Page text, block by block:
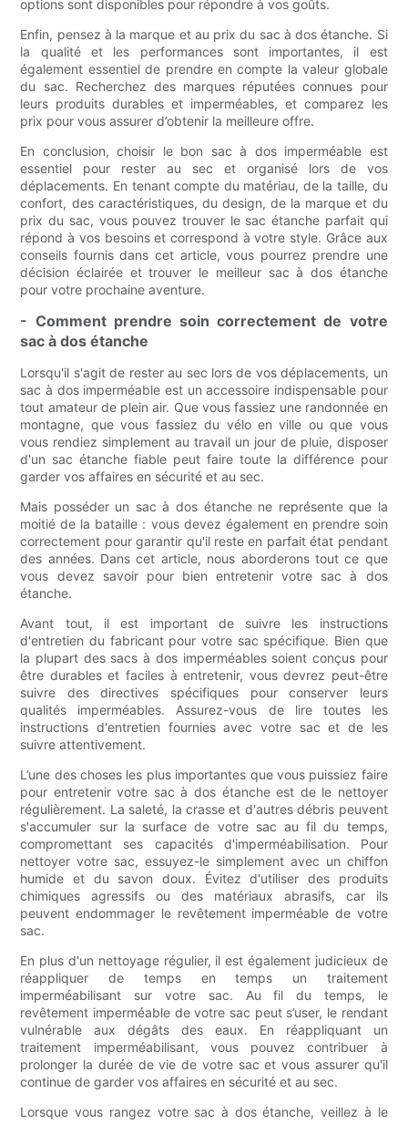
options sont disponibles pour répondre à vos goûts.
Enfin, pensez à la marque et au prix du sac à dos étanche. Si
la qualité et les performances sont importantes, il est
également essentiel de prendre en compte la valeur globale
du sac. Recherchez des marques réputées connues pour
leurs produits durables et imperméables, et comparez les
prix pour vous assurer d’obtenir la meilleure offre.
En conclusion, choisir le bon sac à dos imperméable est
essentiel pour rester au sec et organisé lors de vos
déplacements. En tenant compte du matériau, de la taille, du
confort, des caractéristiques, du design, de la marque et du
prix du sac, vous pouvez trouver le sac étanche parfait qui
répond à vos besoins et correspond à votre style. Grâce aux
conseils fournis dans cet article, vous pourrez prendre une
décision éclairée et trouver le meilleur sac à dos étanche
pour votre prochaine aventure.
- Comment prendre soin correctement de votre
sac à dos étanche
Lorsqu'il s'agit de rester au sec lors de vos déplacements, un
sac à dos imperméable est un accessoire indispensable pour
tout amateur de plein air. Que vous fassiez une randonnée en
montagne, que vous fassiez du vélo en ville ou que vous
vous rendiez simplement au travail un jour de pluie, disposer
d'un sac étanche fiable peut faire toute la différence pour
garder vos affaires en sécurité et au sec.
Mais posséder un sac à dos étanche ne représente que la
moitié de la bataille : vous devez également en prendre soin
correctement pour garantir qu'il reste en parfait état pendant
des années. Dans cet article, nous aborderons tout ce que
vous devez savoir pour bien entretenir votre sac à dos
étanche.
Avant tout, il est important de suivre les instructions
d'entretien du fabricant pour votre sac spécifique. Bien que
la plupart des sacs à dos imperméables soient conçus pour
être durables et faciles à entretenir, vous devrez peut-être
suivre des directives spécifiques pour conserver leurs
qualités imperméables. Assurez-vous de lire toutes les
instructions d'entretien fournies avec votre sac et de les
suivre attentivement.
L’une des choses les plus importantes que vous puissiez faire
pour entretenir votre sac à dos étanche est de le nettoyer
régulièrement. La saleté, la crasse et d'autres débris peuvent
s'accumuler sur la surface de votre sac au fil du temps,
compromettant ses capacités d'imperméabilisation. Pour
nettoyer votre sac, essuyez-le simplement avec un chiffon
humide et du savon doux. Évitez d'utiliser des produits
chimiques agressifs ou des matériaux abrasifs, car ils
peuvent endommager le revêtement imperméable de votre
sac.
En plus d'un nettoyage régulier, il est également judicieux de
réappliquer de temps en temps un traitement
imperméabilisant sur votre sac. Au fil du temps, le
revêtement imperméable de votre sac peut s’user, le rendant
vulnérable aux dégâts des eaux. En réappliquant un
traitement imperméabilisant, vous pouvez contribuer à
prolonger la durée de vie de votre sac et vous assurer qu'il
continue de garder vos affaires en sécurité et au sec.
Lorsque vous rangez votre sac à dos étanche, veillez à le